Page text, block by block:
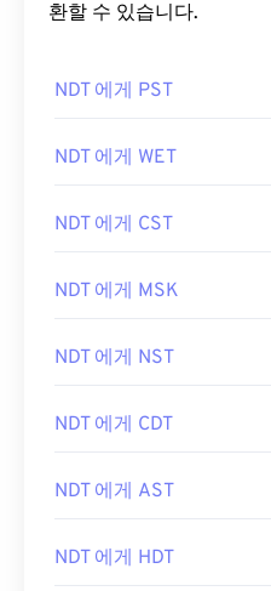
환할 수 있습니다.
NDT 에게 PST
NDT 에게 WET
NDT 에게 CST
NDT 에게 MSK
NDT 에게 NST
NDT 에게 CDT
NDT 에게 AST
NDT 에게 HDT